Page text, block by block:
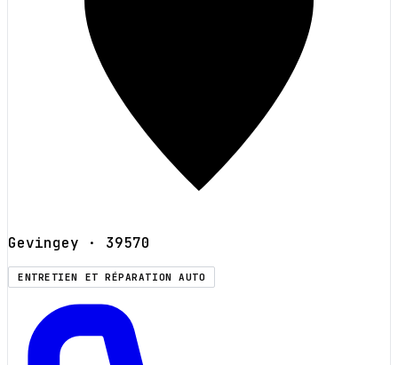
Gevingey · 39570
ENTRETIEN ET RÉPARATION AUTO